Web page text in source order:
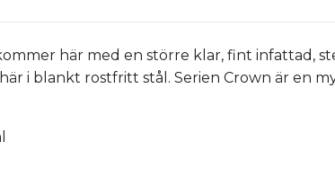
här med en större klar, fint infattad,
här i blankt rostfritt stål. Serien Crown är en